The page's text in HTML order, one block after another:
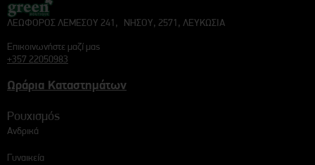
ΛΕΩΦΟΡΟΣ ΛΕΜΕΣΟΥ 241, ΝΗΣΟΥ, 2571, ΛΕΥΚΩΣΙΑ
Επικοινωνήστε μαζί μας
+357 22050983
Ωράρια Καταστημάτων
Ρουχισμός
Ανδρικά
Γυναικεία